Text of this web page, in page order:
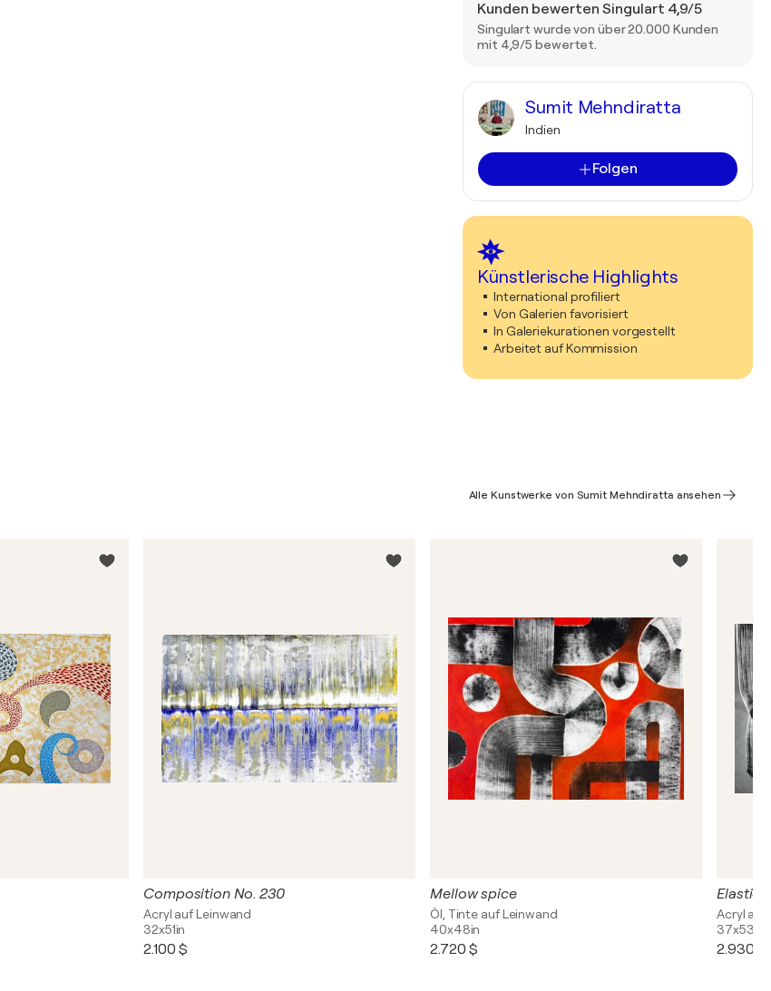
Kunden bewerten Singulart 4,9/5
Singulart wurde von über 20.000 Kunden
mit 4,9/5 bewertet.
Sumit Mehndiratta
Indien
Folgen
Künstlerische Highlights
International profiliert
Von Galerien favorisiert
In Galeriekurationen vorgestellt
Arbeitet auf Kommission
Alle Kunstwerke von Sumit Mehndiratta ansehen
Composition No. 230
Acryl auf Leinwand
32x51in
2.100 $
Mellow spice
Öl, Tinte auf Leinwand
40x48in
2.720 $
Elastic
Acryl auf
37x53in
2.930 $